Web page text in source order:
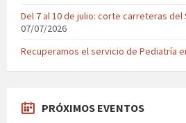
Del 7 al 10 de julio: corte carreteras
07/07/2026
Recuperamos el servicio de Pediatría
PRÓXIMOS EVENTOS